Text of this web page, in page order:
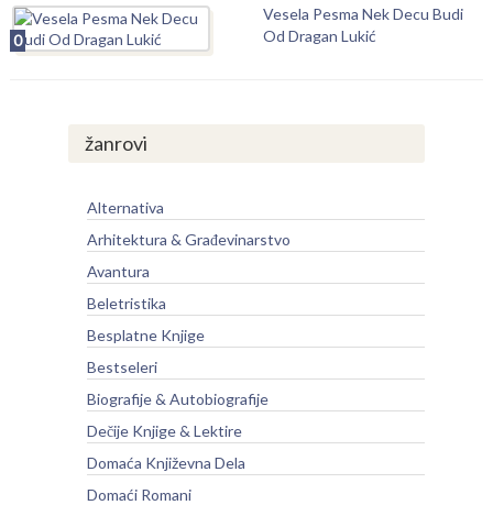
0
Vesela Pesma Nek Decu Budi
Od Dragan Lukić
žanrovi
Alternativa
Arhitektura & Građevinarstvo
Avantura
Beletristika
Besplatne Knjige
Bestseleri
Biografije & Autobiografije
Dečije Knjige & Lektire
Domaća Književna Dela
Domaći Romani